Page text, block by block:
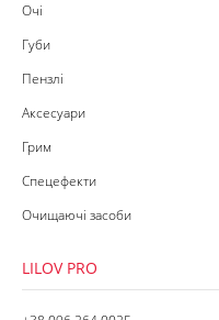
Очі
Губи
Пензлі
Аксесуари
Грим
Спецефекти
Очищаючі засоби
LILOV PRO